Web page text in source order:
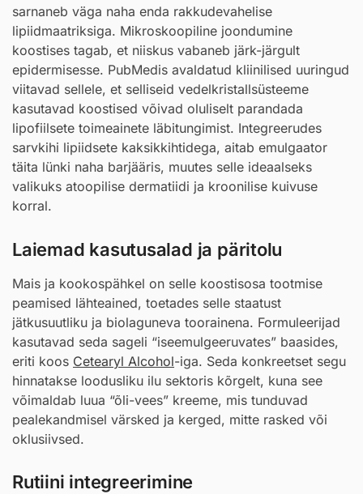
sarnaneb väga naha enda rakkudevahelise
lipiidmaatriksiga. Mikroskoopiline joondumine
koostises tagab, et niiskus vabaneb järk-järgult
epidermisesse. PubMedis avaldatud kliinilised uuringud
viitavad sellele, et selliseid vedelkristallsüsteeme
kasutavad koostised võivad oluliselt parandada
lipofiilsete toimeainete läbitungimist. Integreerudes
sarvkihi lipiidsete kaksikkihtidega, aitab emulgaator
täita lünki naha barjääris, muutes selle ideaalseks
valikuks atoopilise dermatiidi ja kroonilise kuivuse
korral.
Laiemad kasutusalad ja päritolu
Mais ja kookospähkel on selle koostisosa tootmise
peamised lähteained, toetades selle staatust
jätkusuutliku ja biolaguneva toorainena. Formuleerijad
kasutavad seda sageli “iseemulgeeruvates” baasides,
eriti koos Cetearyl Alcohol-iga. Seda konkreetset segu
hinnatakse loodusliku ilu sektoris kõrgelt, kuna see
võimaldab luua “õli-vees” kreeme, mis tunduvad
pealekandmisel värsked ja kerged, mitte rasked või
oklusiivsed.
Rutiini integreerimine